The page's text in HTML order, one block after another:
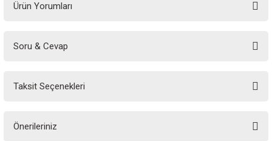
Ürün Yorumları
Soru & Cevap
Taksit Seçenekleri
Önerileriniz